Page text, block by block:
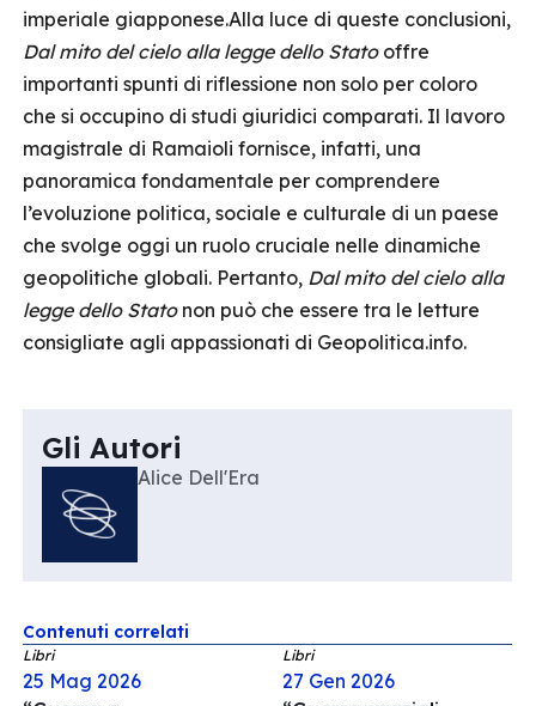
imperiale giapponese.Alla luce di queste conclusioni,
Dal mito del cielo alla legge dello Stato offre
importanti spunti di riflessione non solo per coloro
che si occupino di studi giuridici comparati. Il lavoro
magistrale di Ramaioli fornisce, infatti, una
panoramica fondamentale per comprendere
l’evoluzione politica, sociale e culturale di un paese
che svolge oggi un ruolo cruciale nelle dinamiche
geopolitiche globali. Pertanto, Dal mito del cielo alla
legge dello Statonon può che essere tra le letture
consigliate agli appassionati di Geopolitica.info.
Gli Autori
Alice Dell'Era
Contenuti correlati
Libri
25 Mag 2026
Libri
27 Gen 2026